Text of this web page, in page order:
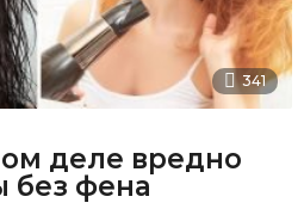
341
деле вредно
без фена